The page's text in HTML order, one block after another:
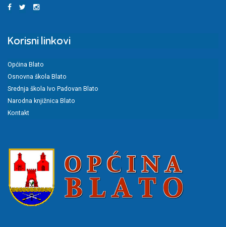
Korisni linkovi
Općina Blato
Osnovna škola Blato
Srednja škola Ivo Padovan Blato
Narodna knjižnica Blato
Kontakt